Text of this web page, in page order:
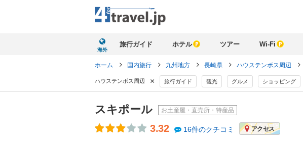
海外
旅行ガイド ホテル ツアー Wi-Fi
ホーム 国内旅行 九州地方 長崎県 ハウステンボス周辺
ハウステンボス周辺 × 旅行ガイド 観光 グルメ ショッピング
スキポール お土産屋・直売所・特産品
3.32 16件のクチコミ アクセス